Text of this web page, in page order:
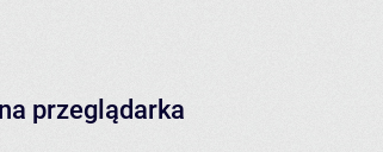
przeglądarka